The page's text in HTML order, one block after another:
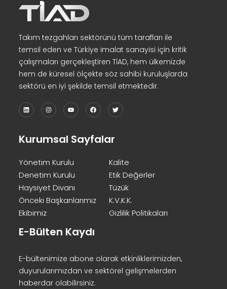
Takım tezgahları sektörünü tüm tarafları ile
temsil eden ve Türkiye imalat sanayisi için kritik
çalışmaları gerçekleştiren TİAD, hem ülkemizde
hem de küresel ölçekte söz sahibi kuruluşlarda
sektörü en iyi şekilde temsil etmektedir.
Kurumsal Sayfalar
Yönetim Kurulu
Denetim Kurulu
Haysiyet Divanı
Önceki Başkanlarımız
Ekibimiz
Kalite
Etik Değerler
Tüzük
K.V.K.K.
Gizlilik Politikaları
E-Bülten Kaydı
E-bültenimize abone olarak etkinliklerimizden,
duyurularımızdan ve sektörel gelişmelerden
haberdar olabilirsiniz.